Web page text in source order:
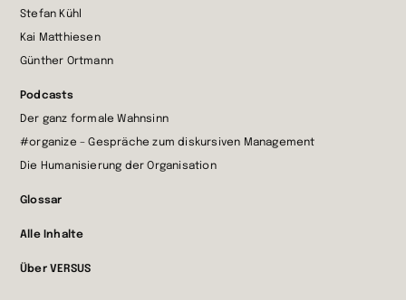
Stefan Kühl
Kai Matthiesen
Günther Ortmann
Podcasts
Der ganz formale Wahnsinn
#organize – Gespräche zum diskursiven Management
Die Humanisierung der Organisation
Glossar
Alle Inhalte
Über VERSUS